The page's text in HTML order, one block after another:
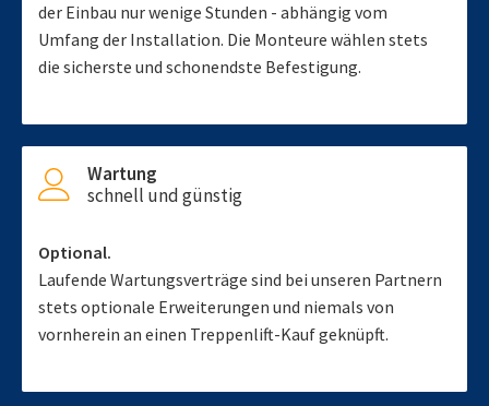
der Einbau nur wenige Stunden - abhängig vom
Umfang der Installation. Die Monteure wählen stets
die sicherste und schonendste Befestigung.
Wartung
schnell und günstig
Optional.
Laufende Wartungsverträge sind bei unseren Partnern
stets optionale Erweiterungen und niemals von
vornherein an einen Treppenlift-Kauf geknüpft.